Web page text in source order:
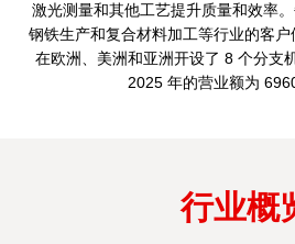
激光测量和其他工艺提升质量和效率。
钢铁生产和复合材料加工等行业的客
在欧洲、美洲和亚洲开设了 8 个分支
2025 年的营业额为
行业概